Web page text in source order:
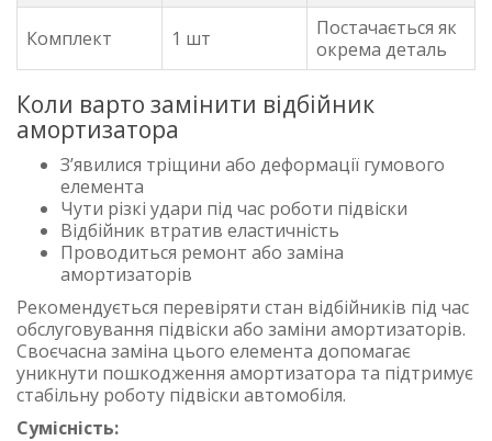
Комплект 1 шт
Постачається як
окрема деталь
Коли варто замінити відбійник
амортизатора
З’явилися тріщини або деформації гумового
елемента
Чути різкі удари під час роботи підвіски
Відбійник втратив еластичність
Проводиться ремонт або заміна
амортизаторів
Рекомендується перевіряти стан відбійників під час
обслуговування підвіски або заміни амортизаторів.
Своєчасна заміна цього елемента допомагає
уникнути пошкодження амортизатора та підтримує
стабільну роботу підвіски автомобіля.
Сумісність: